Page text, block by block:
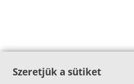
Szeretjük a sütiket